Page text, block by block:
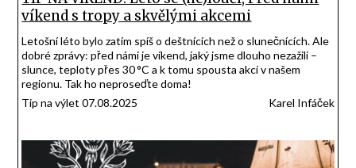
víkend s tropy a skvělými akcemi
Letošní léto bylo zatím spíš o deštnících než o slunečnících. Ale
dobré zprávy: před námi je víkend, jaký jsme dlouho nezažili –
slunce, teploty přes 30 °C a k tomu spousta akcí v našem
regionu. Tak ho neproseďte doma!
Tip na výlet 07.08.2025
Karel Infáček